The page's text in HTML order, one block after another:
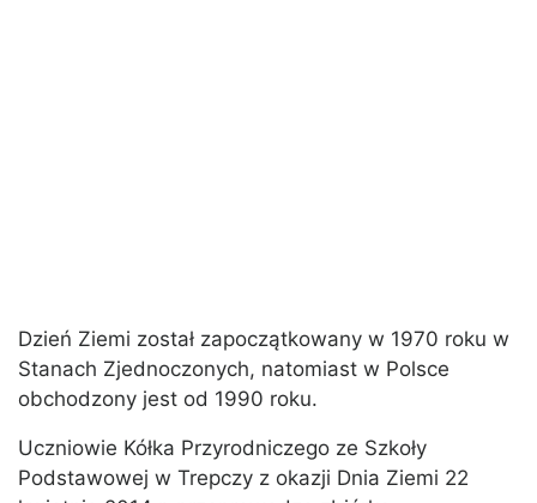
Dzień Ziemi został zapoczątkowany w 1970 roku w
Stanach Zjednoczonych, natomiast w Polsce
obchodzony jest od 1990 roku.
Uczniowie Kółka Przyrodniczego ze Szkoły
Podstawowej w Trepczy z okazji Dnia Ziemi 22